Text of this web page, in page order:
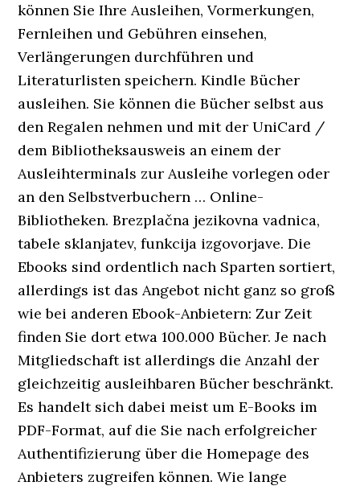
können Sie Ihre Ausleihen, Vormerkungen,
Fernleihen und Gebühren einsehen,
Verlängerungen durchführen und
Literaturlisten speichern. Kindle Bücher
ausleihen. Sie können die Bücher selbst aus
den Regalen nehmen und mit der UniCard /
dem Bibliotheksausweis an einem der
Ausleihterminals zur Ausleihe vorlegen oder
an den Selbstverbuchern … Online-
Bibliotheken. Brezplačna jezikovna vadnica,
tabele sklanjatev, funkcija izgovorjave. Die
Ebooks sind ordentlich nach Sparten sortiert,
allerdings ist das Angebot nicht ganz so groß
wie bei anderen Ebook-Anbietern: Zur Zeit
finden Sie dort etwa 100.000 Bücher. Je nach
Mitgliedschaft ist allerdings die Anzahl der
gleichzeitig ausleihbaren Bücher beschränkt.
Es handelt sich dabei meist um E-Books im
PDF-Format, auf die Sie nach erfolgreicher
Authentifizierung über die Homepage des
Anbieters zugreifen können. Wie lange